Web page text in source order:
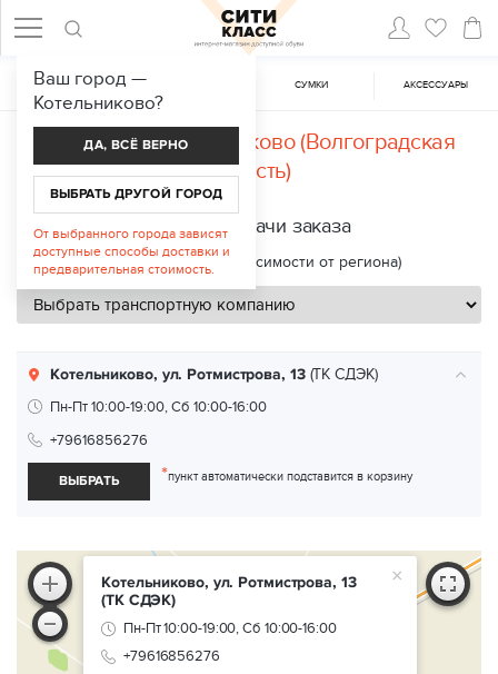
ЖЕНСКАЯ ОБУВЬ CУМКИ АКСЕССУАРЫ
Доставка вКотельниково (Волгоградская
область)
Пункты выдачи заказа
Срок доставки: 2—8 дней (в зависимости от региона)
Котельниково, ул. Ротмистрова, 13(ТК СДЭК)
Пн-Пт 10:00-19:00, Сб 10:00-16:00
+79616856276
ВЫБРАТЬ *пункт автоматически подставится в корзину
×
Котельниково, ул. Ротмистрова, 13
(ТК СДЭК)
Пн-Пт 10:00-19:00, Сб 10:00-16:00
+79616856276
Ваш город —
Котельниково?
ДА, ВСЁ ВЕРНО
ВЫБРАТЬ ДРУГОЙ ГОРОД
От выбранного города зависят
доступные способы доставки и
предварительная стоимость.